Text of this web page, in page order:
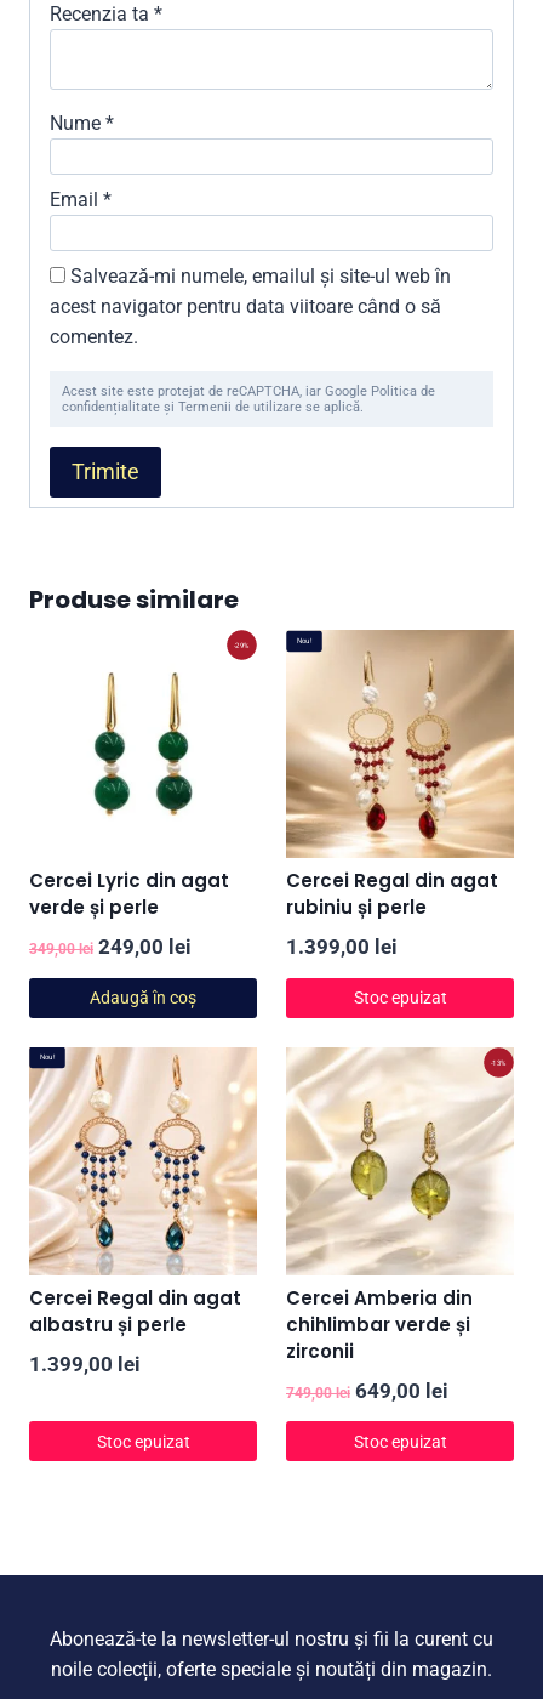
Recenzia ta *
Nume *
Email *
Salvează-mi numele, emailul și site-ul web în
acest navigator pentru data viitoare când o să
comentez.
Acest site este protejat de reCAPTCHA, iar Google Politica de
confidențialitate și Termenii de utilizare se aplică.
Produse similare
-29%
Cercei Lyric din agat
verde și perle
349,00lei Prețul
inițial
a
fost:
349,00 lei.
249,00 lei
curent
este:
249,00 lei.
Adaugă în coș
Nou!
Cercei Regal din agat
rubiniu și perle
1.399,00 lei
Stoc epuizat
Nou!
Cercei Regal din agat
albastru și perle
1.399,00 lei
Stoc epuizat
-13%
Cercei Amberia din
chihlimbar verde și
zirconii
749,00lei Prețul
inițial
a
649,00 lei
curent
Stoc epuizat
Abonează-te la newsletter-ul nostru și fii la curent cu
noile colecții, oferte speciale și noutăți din magazin.